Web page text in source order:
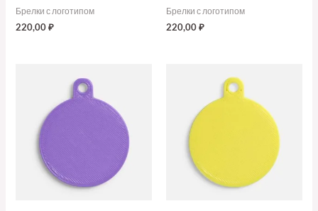
Брелки с логотипом
220,00₽
Брелки с логотипом
220,00₽